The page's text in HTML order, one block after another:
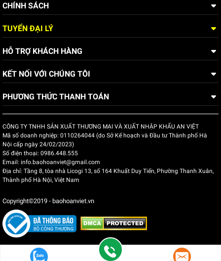
QUY TRÌNH IN & SẢN XUẤT
ĐỘI NGŨ NHÂN SỰ CÔNG TY
CHÍNH SÁCH
TUYỂN ĐẠI LÝ
HỖ TRỢ KHÁCH HÀNG
KẾT NỐI VỚI CHÚNG TÔI
PHƯƠNG THỨC THANH TOÁN
CÔNG TY TNHH SẢN XUẤT THƯƠNG MẠI VÀ XUẤT NHẬP KHẨU AN VIỆT
Mã số doanh nghiệp: 0110264044 (do Sở Kế hoạch và Đầu tư Thành phố Hà
Nội cấp ngày 24/02/2023)
Số điện thoại: 0986.448.555
Email: info.baohoanviet@gmail.com
Địa chỉ: Tầng 8, tòa nhà Licogi 13, số 164 Khuất Duy Tiến, Phường Thanh Xuân,
Thành phố Hà Nội, Việt Nam
Copyright©2019 - baohoanviet.vn